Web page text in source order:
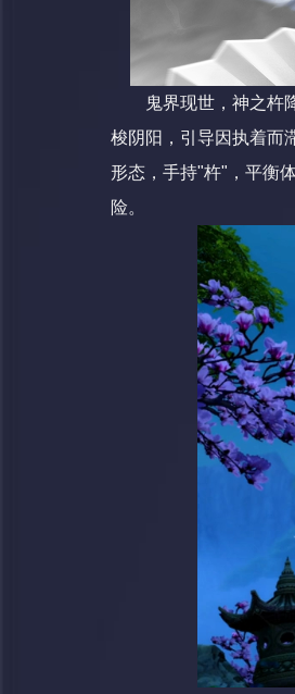
鬼界现世，神之杵
梭阴阳，引导因执着而
形态，手持"杵"，平衡
险。